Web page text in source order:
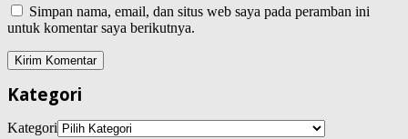
Simpan nama, email, dan situs web saya pada peramban ini
untuk komentar saya berikutnya.
Kategori
Kategori